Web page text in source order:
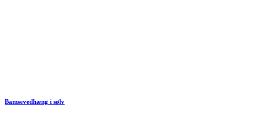
Bamsevedhæng i sølv